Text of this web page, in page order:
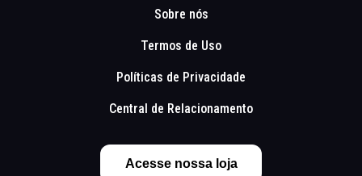
Sobre nós
Termos de Uso
Políticas de Privacidade
Central de Relacionamento
Acesse nossa loja